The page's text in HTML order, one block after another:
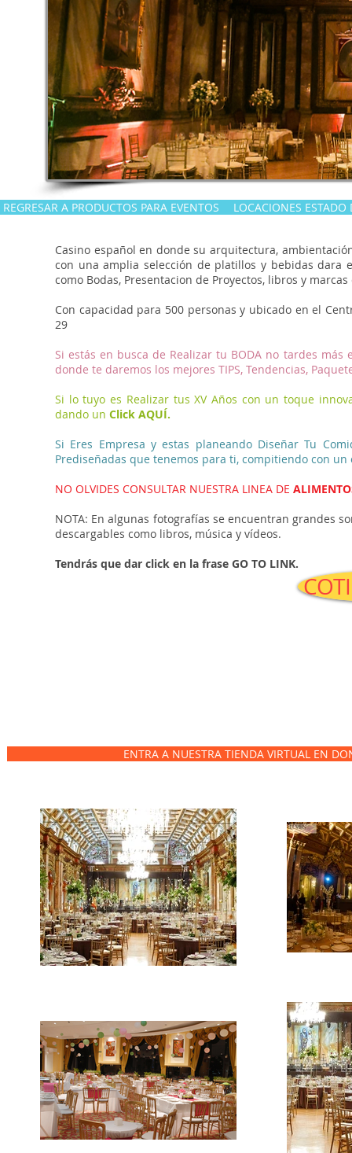
REGRESAR A PRODUCTOS PARA EVENTOS LOCACIONES ESTADO
Casino español en donde su arquitectura,
con una amplia selección de platillos y bebidas dara
como Bodas, Presentacion de Proyectos, libros y
Con capacidad para 500 personas y ubicado en el
29
Si estás en busca de Realizar tu BODA no tardes
donde te daremos los mejores TIPS, Tendencias,
Si lo tuyo es Realizar tus XV Años con un toque
dando un Click AQUÍ.
Si Eres Empresa y estas planeando Diseñar Tu
Prediseñadas que tenemos para ti, compitiendo con un
NO OLVIDES CONSULTAR NUESTRA LINEA DE
NOTA: En algunas fotografías se encuentran grandes
descargables como libros, música y vídeos.
Tendrás que dar click en la frase GO TO LINK.
ENTRA A NUESTRA TIENDA VIRTUAL EN